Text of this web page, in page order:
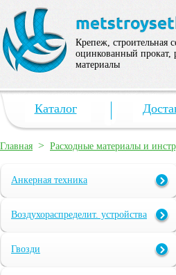
Крепеж, строительная
оцинкованный прокат,
материалы
Каталог
Главная > Расходные материалы и
Анкерная техника
Воздухораспределит. устройства
Гвозди